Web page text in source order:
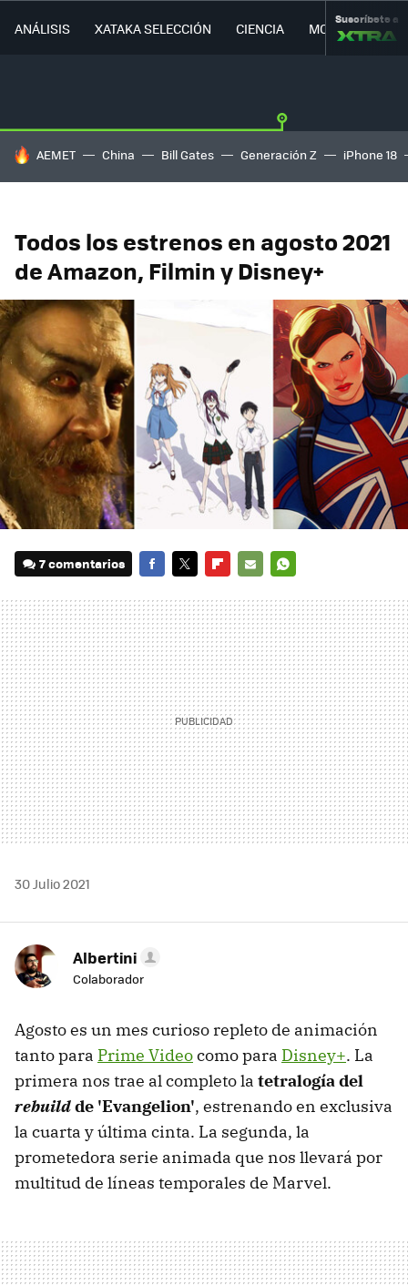
ANÁLISIS XATAKA SELECCIÓN CIENCIA MOVILIDAD
Suscríbete a
HOY SE HABLA DE
AEMET China Bill Gates Generación Z iPhone 18
Todos los estrenos en agosto 2021
de Amazon, Filmin y Disney+
7 comentarios
MAIL
30 Julio 2021
Albertini
Colaborador
Agosto es un mes curioso repleto de animación
tanto para Prime Videocomo para Disney+. La
primera nos trae al completo la tetralogía del
rebuildde 'Evangelion', estrenando en exclusiva
la cuarta y última cinta. La segunda, la
prometedora serie animada que nos llevará por
multitud de líneas temporales de Marvel.